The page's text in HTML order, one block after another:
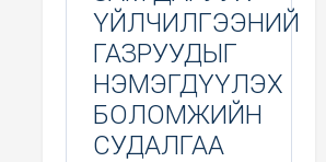
ҮЙЛЧИЛГЭЭНИЙ
ГАЗРУУДЫГ
НЭМЭГДҮҮЛЭХ
БОЛОМЖИЙН
СУДАЛГАА